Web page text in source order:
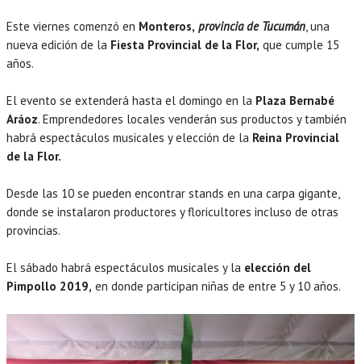
Este viernes comenzó en Monteros, provincia de Tucumán, una
nueva edición de la Fiesta Provincial de la Flor, que cumple 15
años.
El evento se extenderá hasta el domingo en la Plaza Bernabé
Aráoz. Emprendedores locales venderán sus productos y también
habrá espectáculos musicales y elección de la Reina Provincial
de la Flor.
Desde las 10 se pueden encontrar stands en una carpa gigante,
donde se instalaron productores y floricultores incluso de otras
provincias.
El sábado habrá espectáculos musicales y la elección del
Pimpollo 2019, en donde participan niñas de entre 5 y 10 años.